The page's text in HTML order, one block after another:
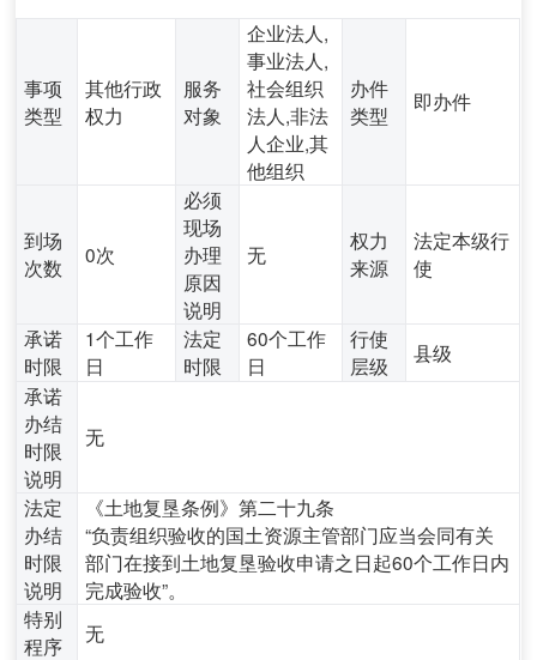
事项
类型
其他行政
权力
服务
对象
企业法人,
事业法人,
社会组织
法人,非法
人企业,其
他组织
办件
类型
即办件
到场
次数
0次
必须
现场
办理
原因
说明
无
权力
来源
法定本级行
使
承诺
时限
1个工作
日
法定
时限
60个工作
日
行使
层级
县级
承诺
办结
时限
说明
无
法定
办结
时限
说明
《土地复垦条例》第二十九条
“负责组织验收的国土资源主管部门应当会同有关
部门在接到土地复垦验收申请之日起60个工作日内
完成验收”。
特别
程序
无